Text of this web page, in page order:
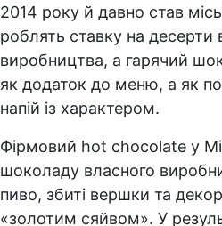
2014 року й давно став
роблять ставку на десерти
виробництва, а гарячий
як додаток до меню, а як
напій із характером.
Фірмовий hot chocolate у
шоколаду власного
пиво, збиті вершки та
«золотим сяйвом». У